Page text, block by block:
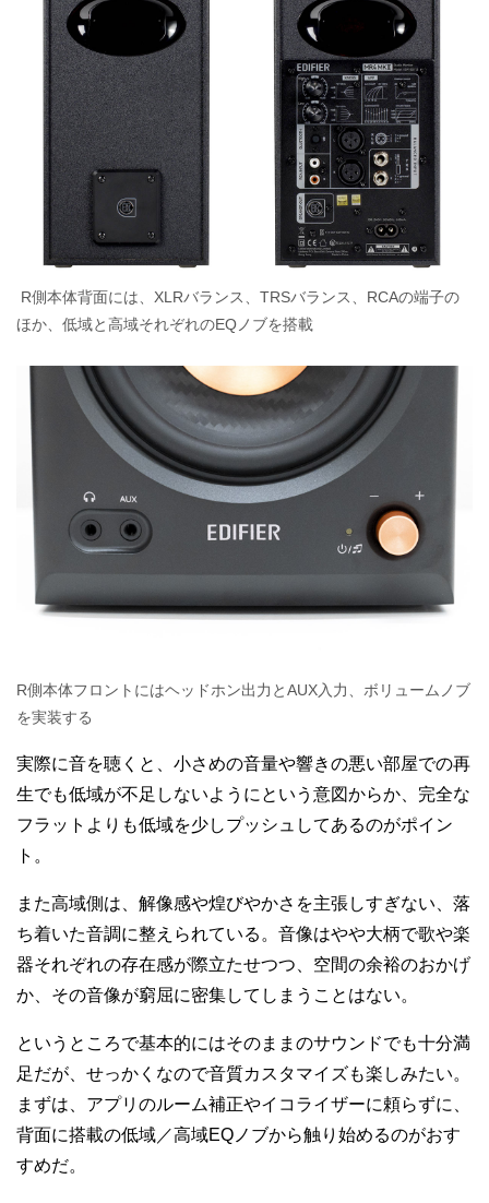
R側本体背面には、XLRバランス、TRSバランス、RCAの端子の
ほか、低域と高域それぞれのEQノブを搭載
R側本体フロントにはヘッドホン出力とAUX入力、ボリュームノブ
を実装する
実際に音を聴くと、小さめの音量や響きの悪い部屋での再
生でも低域が不足しないようにという意図からか、完全な
フラットよりも低域を少しプッシュしてあるのがポイン
ト。
また高域側は、解像感や煌びやかさを主張しすぎない、落
ち着いた音調に整えられている。音像はやや大柄で歌や楽
器それぞれの存在感が際立たせつつ、空間の余裕のおかげ
か、その音像が窮屈に密集してしまうことはない。
というところで基本的にはそのままのサウンドでも十分満
足だが、せっかくなので音質カスタマイズも楽しみたい。
まずは、アプリのルーム補正やイコライザーに頼らずに、
背面に搭載の低域／高域EQノブから触り始めるのがおす
すめだ。